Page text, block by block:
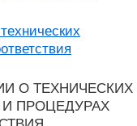
О ТЕХНИЧЕСКИХ
И ПРОЦЕДУРАХ